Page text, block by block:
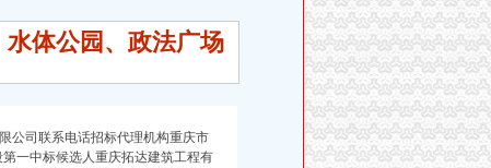
体公园、政法广场
公司联系电话招标代理机构重庆市
一中标候选人重庆拓达建筑工程有